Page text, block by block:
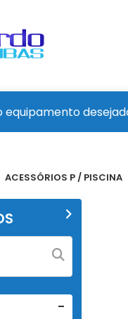
equipamento
ACESSÓRIOS P / PISCINA